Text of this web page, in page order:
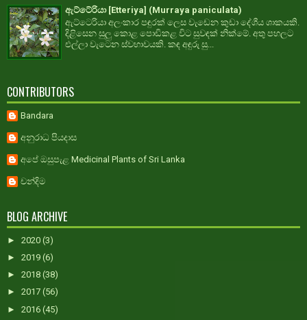
ඇට්ටේරියා [Etteriya] (Murraya paniculata)
ඇට්ටෙරියා අලංකාර පඳුරක් ලෙස වැඩෙන කුඩා දේශීය ශාකයකි.
දිළිසෙන සුලු කොළ පොඩිකළ විට සුවඳක් නික්මේ. අතු පහලට
එල්ලා වැටෙන ස්වභාවයකි. කඳ අඳුරු සු...
CONTRIBUTORS
Bandara
අනුරාධ පියදාස
අපේ ඔසුපැළ Medicinal Plants of Sri Lanka
චන්දිම
BLOG ARCHIVE
► 2020 (3)
► 2019 (6)
► 2018 (38)
► 2017 (56)
► 2016 (45)